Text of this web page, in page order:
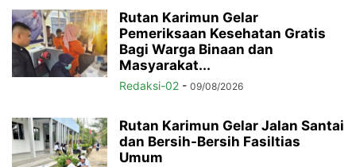
Rutan Karimun Gelar
Pemeriksaan Kesehatan Gratis
Bagi Warga Binaan dan
Masyarakat...
Redaksi-02 - 09/08/2026
Rutan Karimun Gelar Jalan Santai
dan Bersih-Bersih Fasiltias
Umum